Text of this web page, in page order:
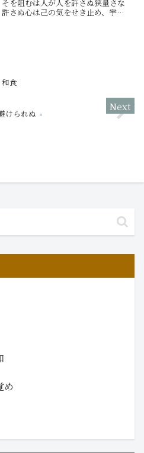
を阻むは人が人を許さぬ狭量さな
許さぬ心は己の気をせき止め、宇宙
食
けられぬ
め